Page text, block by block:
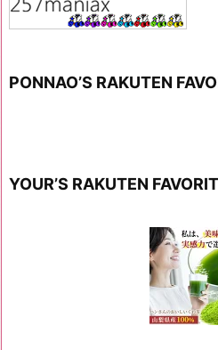
PONNAO’S RAKUTEN
YOUR’S RAKUTEN